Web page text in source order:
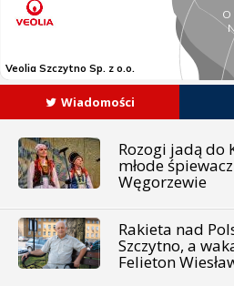
Wiadomości
Rozogi jadą do
młode
Węgorzewie
Rakieta nad
Szczytno, a
Felieton